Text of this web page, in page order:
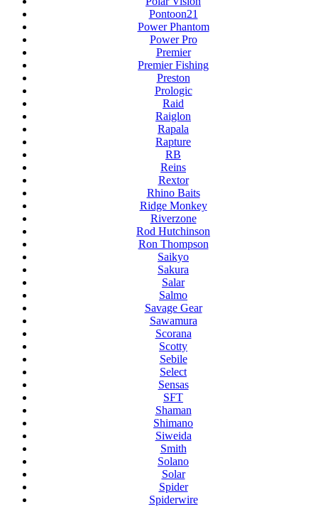
Pontoon21
Power Phantom
Power Pro
Premier
Premier Fishing
Preston
Prologic
Raid
Raiglon
Rapala
Rapture
RB
Reins
Rextor
Rhino Baits
Ridge Monkey
Riverzone
Rod Hutchinson
Ron Thompson
Saikyo
Sakura
Salar
Salmo
Savage Gear
Sawamura
Scorana
Scotty
Sebile
Select
Sensas
SFT
Shaman
Shimano
Siweida
Smith
Solano
Solar
Spider
Spiderwire